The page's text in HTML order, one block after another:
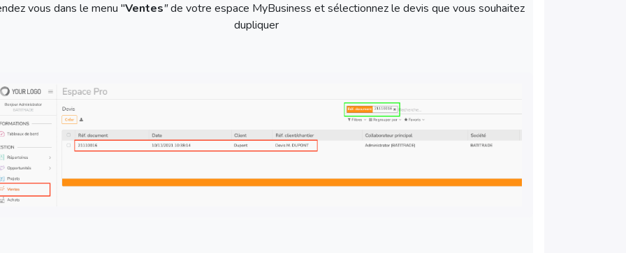
vous dans le menu "Ventes"de votre espace MyBusiness et sélectionnez le devis que vous souhaitez
dupliquer